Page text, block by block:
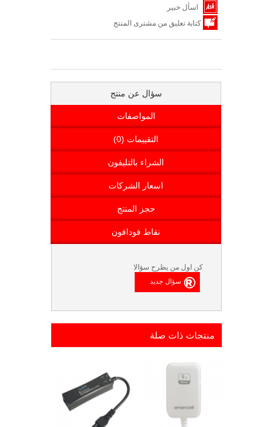
اسأل خبير
كتابة تعليق من مشترى المنتج
سؤال عن منتج
المواصفات
التقييمات (0)
الشراء بالتليفون
اسعار الشركات
حجز المنتج
نقاط فودافون
كن اول من يطرح سؤالا
منتجات ذات صلة